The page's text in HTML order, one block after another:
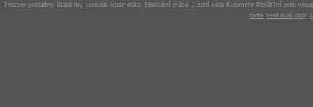
Trezory pokladny Staré hry Luxusní kosmetika Speciální práce Jízdní kola Kulomety
Pojišt?ní proti
radla venkovní grily